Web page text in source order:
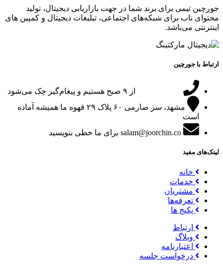
جورچین تیمی برای برند شما در جهت بازاریابی دیجیتال، تولید
محتوای ناب برای شبکه‌های اجتماعی، تبلیغات دیجیتال و کمپین های
اینترنتی می‌باشد.
ارتباط با جورچین
از ۹ صبح هستیم و پیغام‌گیر چک می‌شود
مشهد، سر صارمی ۶۰ پلاک ۲۹
قهوه ما همیشه آماده
است
salam@joorchin.co برای ما خطی بنویسید
لینک‌های مفید
خانه
خدمات
مشتریان
تعرفه‌ها
پکیج ها
ارتباط
وبلاگ
اعتبارنامه
درخواست جلسه